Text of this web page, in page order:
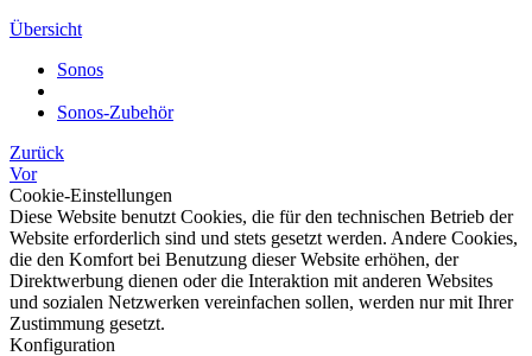
Übersicht
Sonos
Sonos-Zubehör
Zurück
Vor
Cookie-Einstellungen
Diese Website benutzt Cookies, die für den technischen Betrieb der
Website erforderlich sind und stets gesetzt werden. Andere Cookies,
die den Komfort bei Benutzung dieser Website erhöhen, der
Direktwerbung dienen oder die Interaktion mit anderen Websites
und sozialen Netzwerken vereinfachen sollen, werden nur mit Ihrer
Zustimmung gesetzt.
Konfiguration